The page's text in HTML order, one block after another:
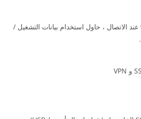
– لا يمكن قطع اتصال vpn عند الاتصال ، حاول استخدام بيانات التشغيل /